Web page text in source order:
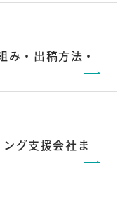
・出稿方法・
グ支援会社ま